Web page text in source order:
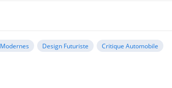
Design Futuriste
Critique Automobile